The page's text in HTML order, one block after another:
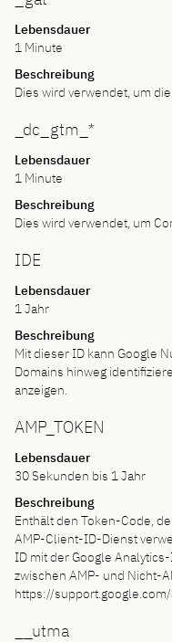
Lebensdauer
1 Minute
Beschreibung
Dies wird verwendet, um
_dc_gtm_*
Lebensdauer
1 Minute
Beschreibung
Dies wird verwendet, um
IDE
Lebensdauer
1 Jahr
Beschreibung
Mit dieser ID kann Google
Domains hinweg
anzeigen.
AMP_TOKEN
Lebensdauer
30 Sekunden bis 1 Jahr
Beschreibung
Enthält den Token-Code,
AMP-Client-ID-Dienst
ID mit der Google
zwischen AMP- und Nicht-
https://
__utma